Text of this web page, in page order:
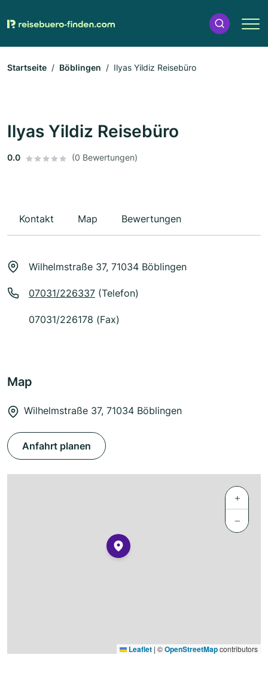
Startseite Böblingen Ilyas Yildiz Reisebüro
Ilyas Yildiz Reisebüro
0.0 (0 Bewertungen)
Kontakt Map Bewertungen
Wilhelmstraße 37, 71034 Böblingen
07031/226337 (Telefon)
07031/226178 (Fax)
Map
Wilhelmstraße 37, 71034 Böblingen
Anfahrt planen
+
−
Leaflet | ©OpenStreetMapcontributors